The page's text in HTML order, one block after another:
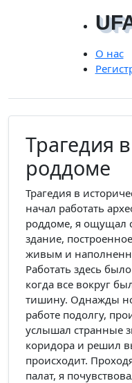
О нас
Трагедия
роддоме
Трагедия в
начал работать
роддоме, я ощущал
здание,
живым и
Работать здесь
когда все вокруг
тишину. Однажды
работе подолгу,
услышал странные
коридора и решил
происходит.
палат, я